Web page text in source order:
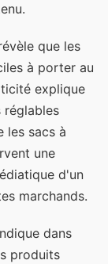
que les
à porter au
explique
réglables
les sacs à
une
d'un
marchands.
dans
produits